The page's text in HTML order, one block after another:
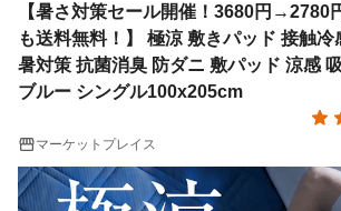
【暑さ対策セール開催！3680円→2780
も送料無料！】 極涼 敷きパッド 接触
暑対策 抗菌消臭 防ダニ 敷パッド 涼感
ブルー シングル100x205cm
マーケットプレイス